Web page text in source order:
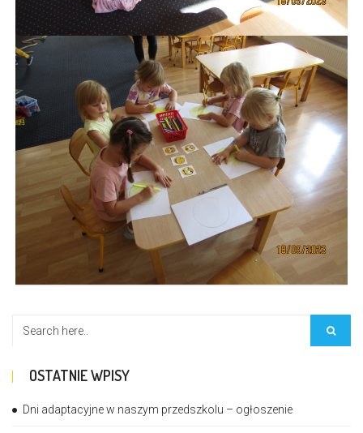
OSTATNIE WPISY
Dni adaptacyjne w naszym przedszkolu – ogłoszenie